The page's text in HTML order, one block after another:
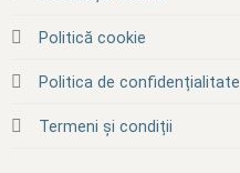
Politică cookie
Politica de confidențialitate
Termeni și condiții